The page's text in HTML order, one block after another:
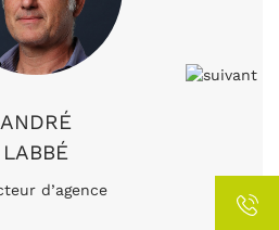
ANDRÉ
LABBÉ
d’agence